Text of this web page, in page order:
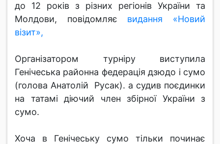
до 12 років з різних регіонів України та
Молдови, повідомляє видання «Новий
візит»,
Організатором турніру виступила
Генічеська районна федерація дзюдо і сумо
(голова Анатолій Русак). а судив поєдинки
на татамі діючий член збірної України з
сумо.
Хоча в Генічеську сумо тільки починає